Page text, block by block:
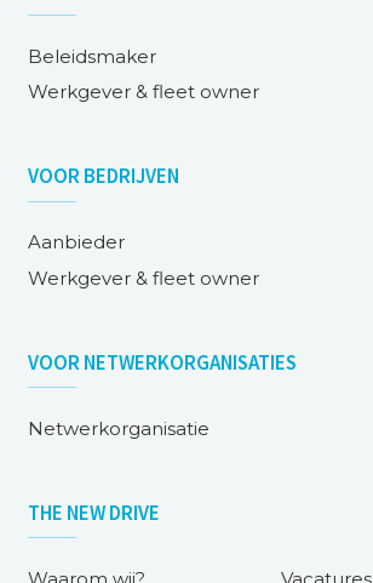
Beleidsmaker
Werkgever & fleet owner
VOORBEDRIJVEN
Aanbieder
Werkgever & fleet owner
VOORNETWERKORGANISATIES
Netwerkorganisatie
THE NEW DRIVE